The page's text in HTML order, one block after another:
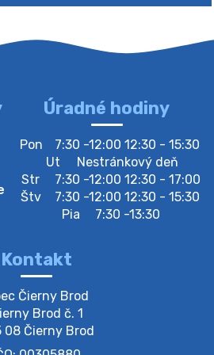
že v stredu 05. augusta
Értesítjük a lakosokat,
05-én a gyűjtőudvar zárva
odpadu plastu-
že v stredu 05. augusta
odpadu plastu. Prosíme
Úradné hodiny
Pon
7:30 -12:00 12:30 - 15:30
Ut
Nestránkový deň
Str
7:30 -12:00 12:30 - 17:00
Štv
7:30 -12:00 12:30 - 15:30
Pia
7:30 -13:30
Kontakt
Čierny Brod
Brod č. 1
08 Čierny Brod